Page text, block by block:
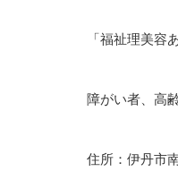
「福祉理美容
障がい者、高
住所：伊丹市